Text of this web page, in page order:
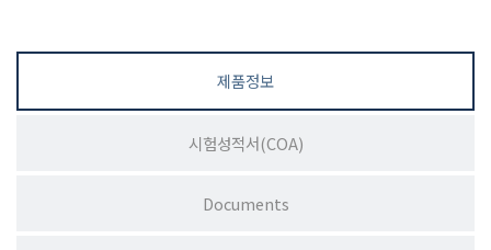
제품정보
시험성적서(COA)
Documents